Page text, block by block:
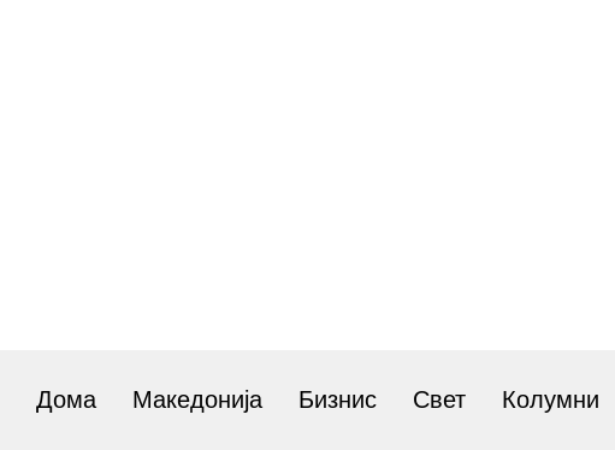
Дома Македонија Бизнис Свет Колумни